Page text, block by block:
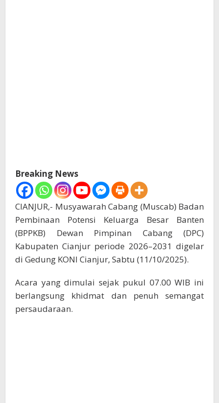
Breaking News
CIANJUR,- Musyawarah Cabang (Muscab) Badan
Pembinaan Potensi Keluarga Besar Banten
(BPPKB) Dewan Pimpinan Cabang (DPC)
Kabupaten Cianjur periode 2026–2031 digelar
di Gedung KONI Cianjur, Sabtu (11/10/2025).
Acara yang dimulai sejak pukul 07.00 WIB ini
berlangsung khidmat dan penuh semangat
persaudaraan.